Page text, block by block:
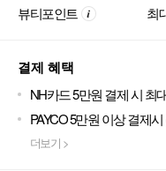
뷰티포인트 최
결제 혜택
NH카드 5만원 결제 시 최
PAYCO 5만원 이상 결제
더보기 >